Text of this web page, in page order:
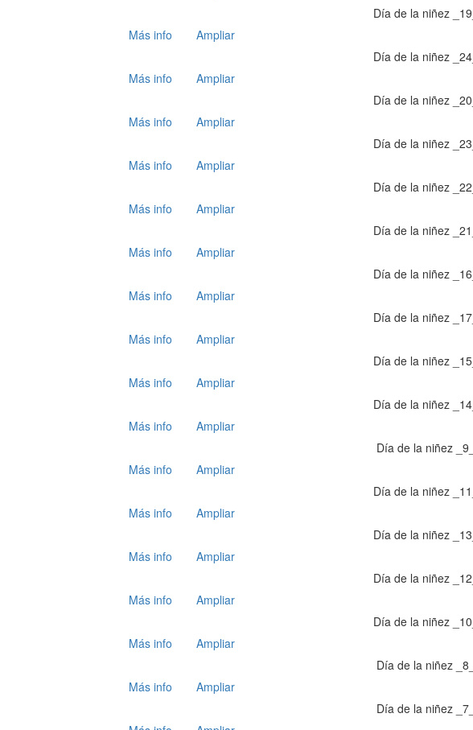
Día de la niñez _19_
Más info
Ampliar
Día de la niñez _24_
Más info
Ampliar
Día de la niñez _20_
Más info
Ampliar
Día de la niñez _23_
Más info
Ampliar
Día de la niñez _22_
Más info
Ampliar
Día de la niñez _21_
Más info
Ampliar
Día de la niñez _16_
Más info
Ampliar
Día de la niñez _17_
Más info
Ampliar
Día de la niñez _15_
Más info
Ampliar
Día de la niñez _14_
Más info
Ampliar
Día de la niñez _9_
Más info
Ampliar
Día de la niñez _11_
Más info
Ampliar
Día de la niñez _13_
Más info
Ampliar
Día de la niñez _12_
Más info
Ampliar
Día de la niñez _10_
Más info
Ampliar
Día de la niñez _8_
Más info
Ampliar
Día de la niñez _7_